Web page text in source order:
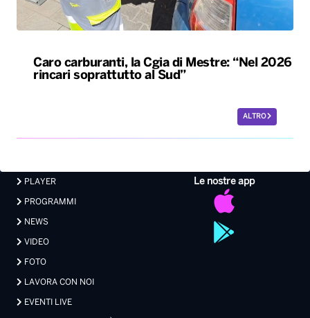
Caro carburanti, la Cgia di Mestre: “Nel 2026
rincari soprattutto al Sud”
ALTRO
Le nostre app
PLAYER
PROGRAMMI
NEWS
VIDEO
FOTO
LAVORA CON NOI
EVENTI LIVE